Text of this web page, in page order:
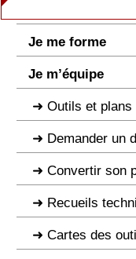
Je me forme
Je m’équipe
Outils et plans
Demander un
Convertir son
Recueils
Cartes des